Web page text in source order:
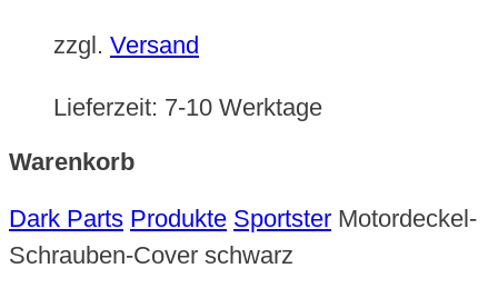
zzgl. Versand
Lieferzeit: 7-10 Werktage
Warenkorb
Dark Parts Produkte Sportster Motordeckel-
Schrauben-Cover schwarz